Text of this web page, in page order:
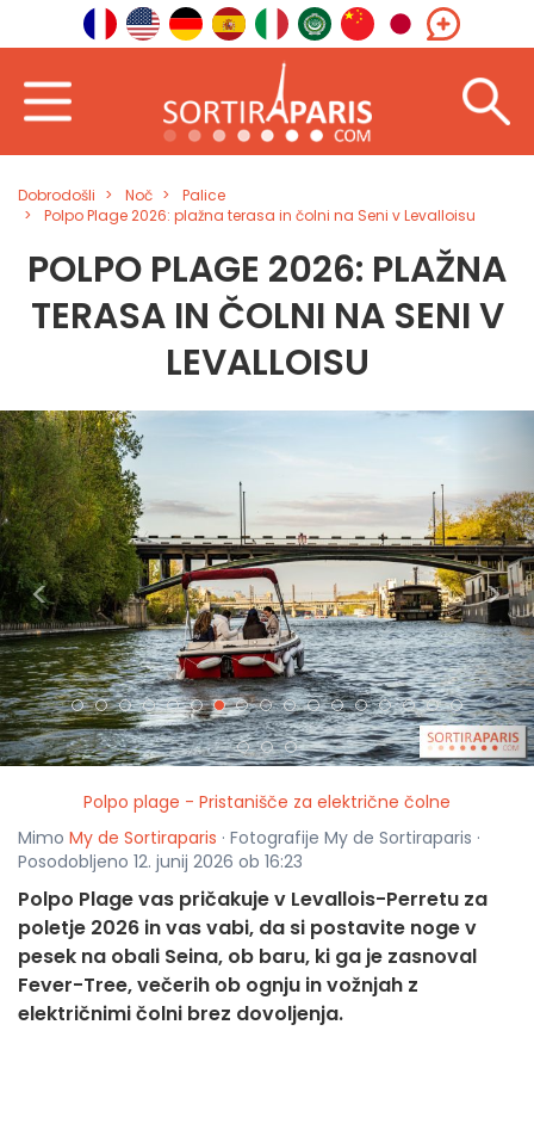
Dobrodošli Noč
Palice
Polpo Plage 2026: plažna terasa in čolni na Seni v Levalloisu
POLPO PLAGE 2026: PLAŽNA
TERASA IN ČOLNI NA SENI V
LEVALLOISU
< >
Polpo plage - Pristanišče za električne čolne
Mimo My de Sortiraparis · Fotografije My de Sortiraparis ·
Posodobljeno 12. junij 2026 ob 16:23
Polpo Plage vas pričakuje v Levallois-Perretu za
poletje 2026 in vas vabi, da si postavite noge v
pesek na obali Seina, ob baru, ki ga je zasnoval
Fever-Tree, večerih ob ognju in vožnjah z
električnimi čolni brez dovoljenja.